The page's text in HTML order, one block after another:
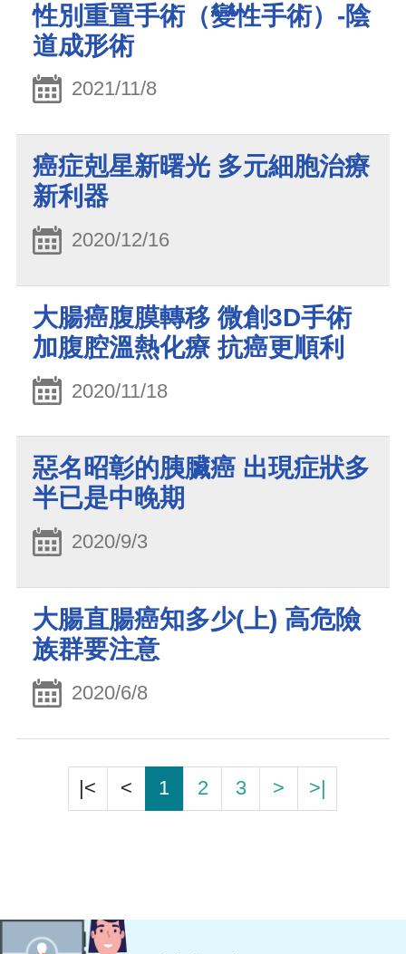
性別重置手術（變性手術）-陰
道成形術
2021/11/8
癌症剋星新曙光 多元細胞治療
新利器
2020/12/16
大腸癌腹膜轉移 微創3D手術
加腹腔溫熱化療 抗癌更順利
2020/11/18
惡名昭彰的胰臟癌 出現症狀多
半已是中晚期
2020/9/3
大腸直腸癌知多少(上) 高危險
族群要注意
2020/6/8
|< < 1 2 3 > >|